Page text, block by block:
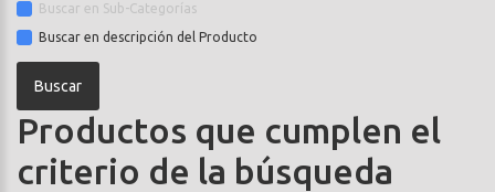
Buscar en Sub-Categorías
Buscar en descripción del Producto
Productos que cumplen el
criterio de la búsqueda